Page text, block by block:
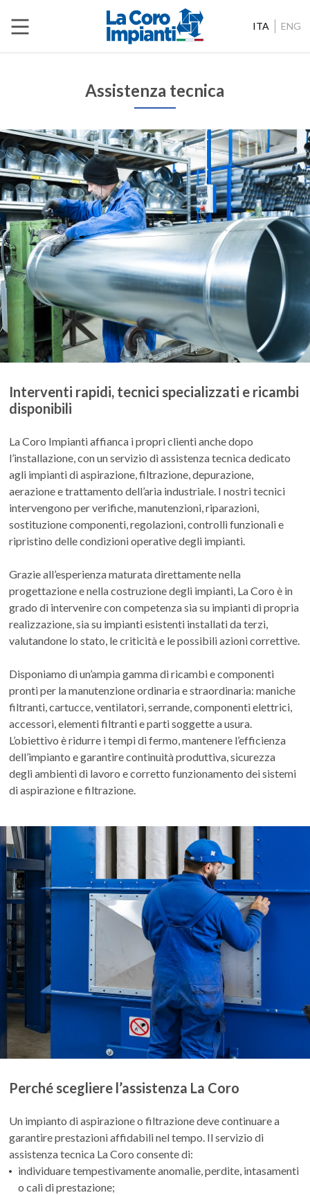
ITA ENG
Assistenza tecnica
Interventi rapidi, tecnici specializzati e ricambi
disponibili
La Coro Impianti affianca i propri clienti anche dopo
l’installazione, con un servizio di assistenza tecnica dedicato
agli impianti di aspirazione, filtrazione, depurazione,
aerazione e trattamento dell’aria industriale. I nostri tecnici
intervengono per verifiche, manutenzioni, riparazioni,
sostituzione componenti, regolazioni, controlli funzionali e
ripristino delle condizioni operative degli impianti.
Grazie all’esperienza maturata direttamente nella
progettazione e nella costruzione degli impianti, La Coro è in
grado di intervenire con competenza sia su impianti di propria
realizzazione, sia su impianti esistenti installati da terzi,
valutandone lo stato, le criticità e le possibili azioni correttive.
Disponiamo di un’ampia gamma di ricambi e componenti
pronti per la manutenzione ordinaria e straordinaria: maniche
filtranti, cartucce, ventilatori, serrande, componenti elettrici,
accessori, elementi filtranti e parti soggette a usura.
L’obiettivo è ridurre i tempi di fermo, mantenere l’efficienza
dell’impianto e garantire continuità produttiva, sicurezza
degli ambienti di lavoro e corretto funzionamento dei sistemi
di aspirazione e filtrazione.
Perché scegliere l’assistenza La Coro
Un impianto di aspirazione o filtrazione deve continuare a
garantire prestazioni affidabili nel tempo. Il servizio di
assistenza tecnica La Coro consente di:
individuare tempestivamente anomalie, perdite, intasamenti
o cali di prestazione;